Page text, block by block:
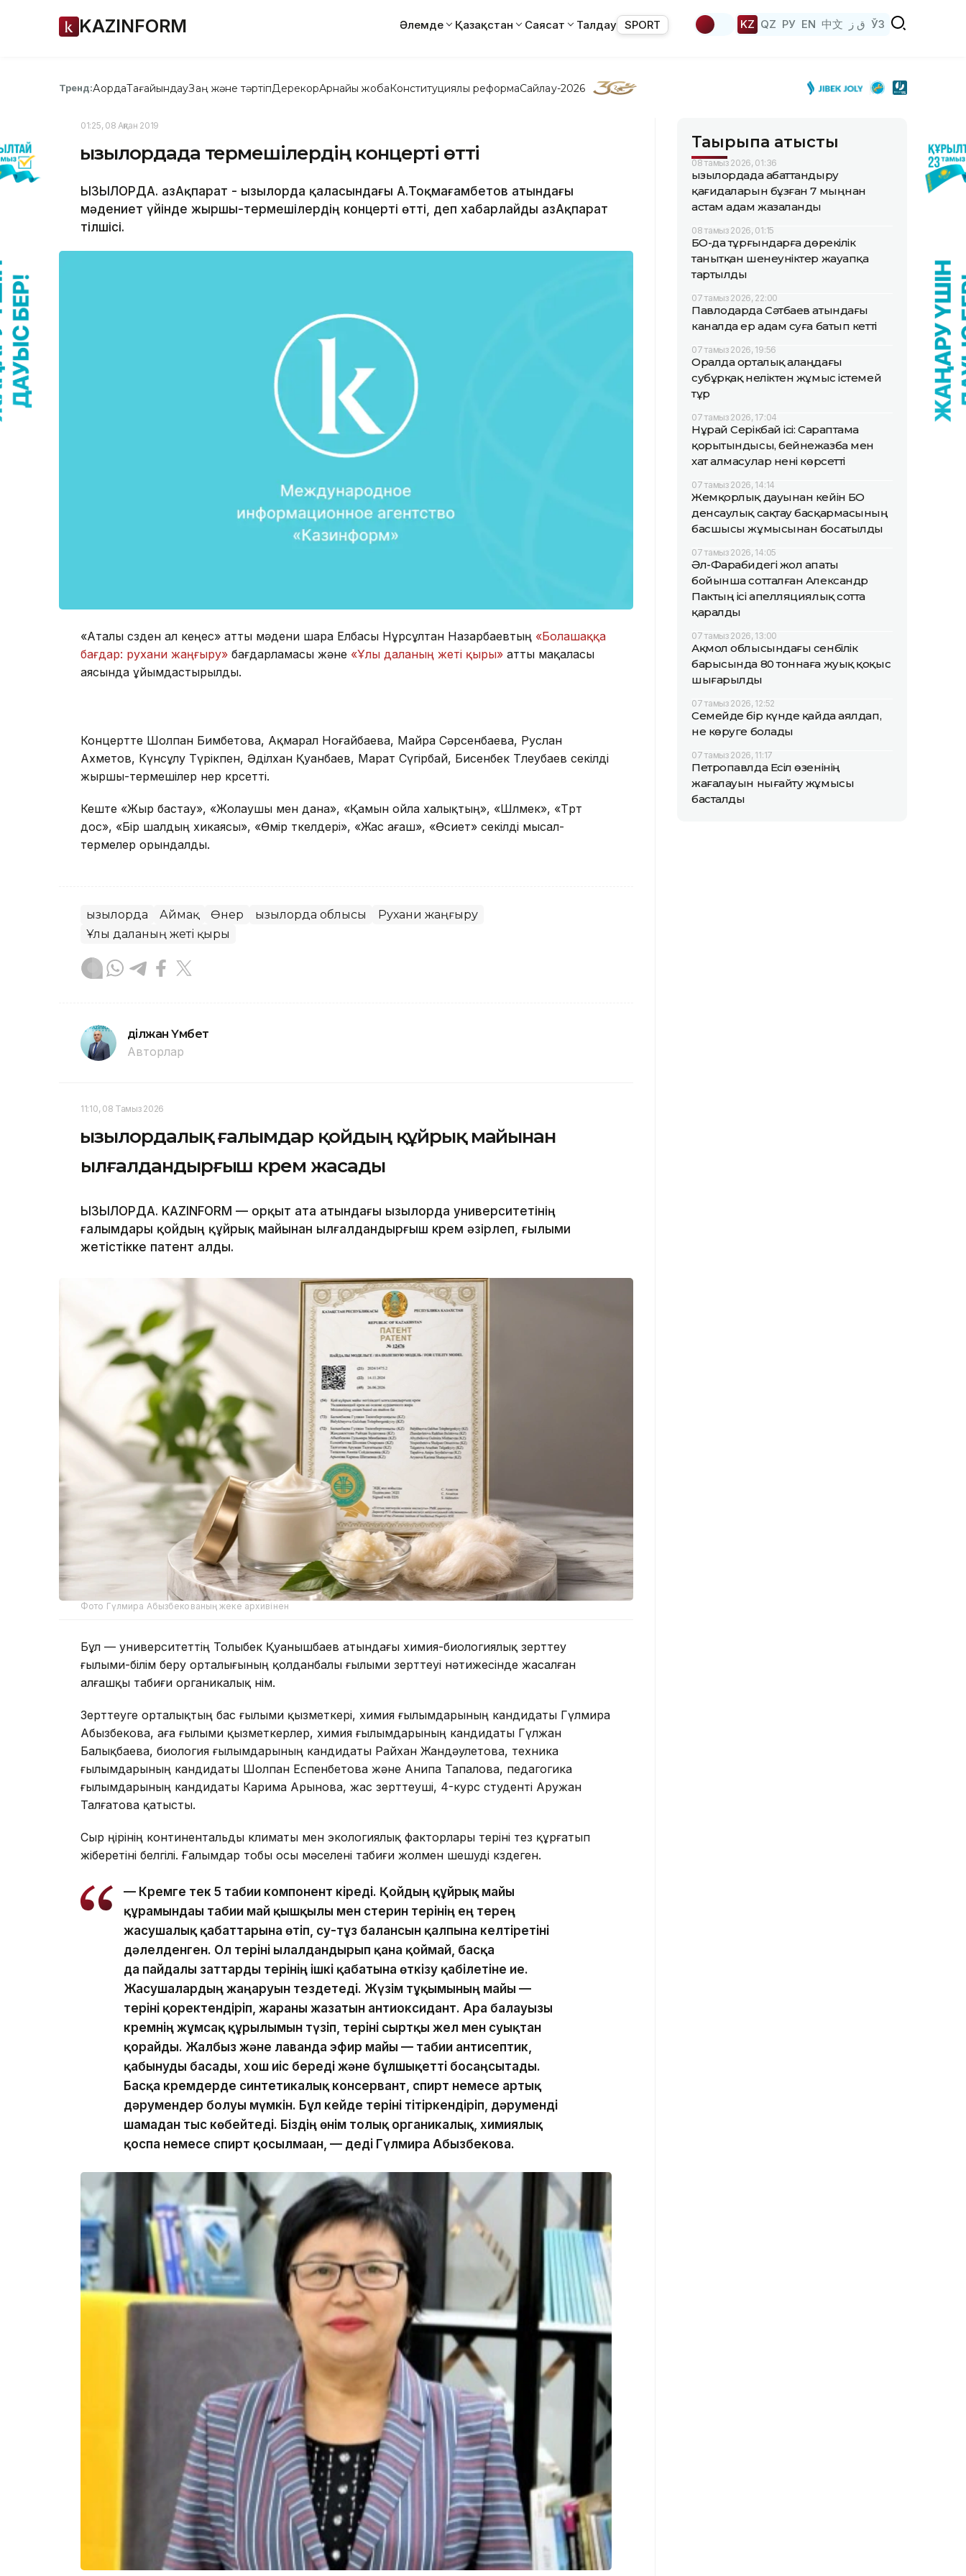
KAZINFORM Әлемде Қазақстан Саясат Талдау SPORT KZ QZ РУ EN 中文 ق ز ЎЗ
Тренд:АқордаТағайындауЗаң және тәртіпДерекқорАрнайы жобаКонституциялық реформаСайлау-2026
01:25, 08 Ақпан 2019
Қызылордада термешілердің концерті өтті
ҚЫЗЫЛОРДА. ҚазАқпарат - Қызылорда қаласындағы А.Тоқмағамбетов атындағы
мәдениет үйінде жыршы-термешілердің концерті өтті, деп хабарлайды ҚазАқпарат
тілшісі.
«Аталы сөзден ал кеңес» атты мәдени шара Елбасы Нұрсұлтан Назарбаевтың «Болашаққа
бағдар: рухани жаңғыру» бағдарламасы және «Ұлы даланың жеті қыры» атты мақаласы
аясында ұйымдастырылды.
Концертте Шолпан Бимбетова, Ақмарал Ноғайбаева, Майра Сәрсенбаева, Руслан
Ахметов, Күнсұлу Түрікпен, Әділхан Қуанбаев, Марат Сүгірбай, Бисенбек Төлеубаев секілді
жыршы-термешілер өнер көрсетті.
Кеште «Жыр бастау», «Жолаушы мен дана», «Қамын ойла халықтың», «Шөлмек», «Төрт
дос», «Бір шалдың хикаясы», «Өмір өткелдері», «Жас ағаш», «Өсиет» секілді мысал-
термелер орындалды.
Қызылорда Аймақ Өнер Қызылорда облысы
Рухани жаңғыру
Ұлы даланың жеті қыры
Әділжан Үмбет
Авторлар
11:10, 08 Тамыз 2026
Қызылордалық ғалымдар қойдың құйрық майынан
ылғалдандырғыш крем жасады
ҚЫЗЫЛОРДА. KAZINFORM — Қорқыт ата атындағы Қызылорда университетінің
ғалымдары қойдың құйрық майынан ылғалдандырғыш крем әзірлеп, ғылыми
жетістікке патент алды.
Фото Гүлмира Абызбекованың жеке архивінен
Бұл — университеттің Толыбек Қуанышбаев атындағы химия-биологиялық зерттеу
ғылыми-білім беру орталығының қолданбалы ғылыми зерттеуі нәтижесінде жасалған
алғашқы табиғи органикалық өнім.
Зерттеуге орталықтың бас ғылыми қызметкері, химия ғылымдарының кандидаты Гүлмира
Абызбекова, аға ғылыми қызметкерлер, химия ғылымдарының кандидаты Гүлжан
Балықбаева, биология ғылымдарының кандидаты Райхан Жандәулетова, техника
ғылымдарының кандидаты Шолпан Еспенбетова және Анипа Тапалова, педагогика
ғылымдарының кандидаты Карима Арынова, жас зерттеуші, 4-курс студенті Аружан
Талғатова қатысты.
Сыр өңірінің континентальды климаты мен экологиялық факторлары теріні тез құрғатып
жіберетіні белгілі. Ғалымдар тобы осы мәселені табиғи жолмен шешуді көздеген.
— Кремге тек 5 табиғи компонент кіреді. Қойдың құйрық майы
құрамындағы табиғи май қышқылы мен стерин терінің ең терең
жасушалық қабаттарына өтіп, су-тұз балансын қалпына келтіретіні
дәлелденген. Ол теріні ылғалдандырып қана қоймай, басқа
да пайдалы заттарды терінің ішкі қабатына өткізу қабілетіне ие.
Жасушалардың жаңаруын тездетеді. Жүзім тұқымының майы —
теріні қоректендіріп, жараны жазатын антиоксидант. Ара балауызы
кремнің жұмсақ құрылымын түзіп, теріні сыртқы жел мен суықтан
қорғайды. Жалбыз және лаванда эфир майы — табиғи антисептик,
қабынуды басады, хош иіс береді және бұлшықетті босаңсытады.
Басқа кремдерде синтетикалық консервант, спирт немесе артық
дәрумендер болуы мүмкін. Бұл кейде теріні тітіркендіріп, дәруменді
шамадан тыс көбейтеді. Біздің өнім толық органикалық, химиялық
қоспа немесе спирт қосылмаған, — деді Гүлмира Абызбекова.
Тақырыпқа қатысты
08 тамыз 2026, 01:36
Қызылордада абаттандыру
қағидаларын бұзған 7 мыңнан
астам адам жазаланды
08 тамыз 2026, 01:15
БҚО-да тұрғындарға дөрекілік
танытқан шенеуніктер жауапқа
тартылды
07 тамыз 2026, 22:00
Павлодарда Сәтбаев атындағы
каналда ер адам суға батып кетті
07 тамыз 2026, 19:56
Оралда орталық алаңдағы
субұрқақ неліктен жұмыс істемей
тұр
07 тамыз 2026, 17:04
Нұрай Серікбай ісі: Сараптама
қорытындысы, бейнежазба мен
хат алмасулар нені көрсетті
07 тамыз 2026, 14:14
Жемқорлық дауынан кейін БҚО
денсаулық сақтау басқармасының
басшысы жұмысынан босатылды
07 тамыз 2026, 14:05
Әл-Фарабидегі жол апаты
бойынша сотталған Александр
Пактың ісі апелляциялық сотта
қаралды
07 тамыз 2026, 13:00
Ақмол облысындағы сенбілік
барысында 80 тоннаға жуық қоқыс
шығарылды
07 тамыз 2026, 12:52
Семейде бір күнде қайда аялдап,
не көруге болады
07 тамыз 2026, 11:17
Петропавлда Есіл өзенінің
жағалауын нығайту жұмысы
басталды